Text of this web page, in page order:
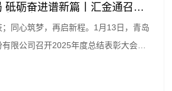
砥砺奋进谱新篇丨汇金通召开
同心筑梦，再启新程。1月13日，青岛
限公司召开2025年度总结表彰大会。